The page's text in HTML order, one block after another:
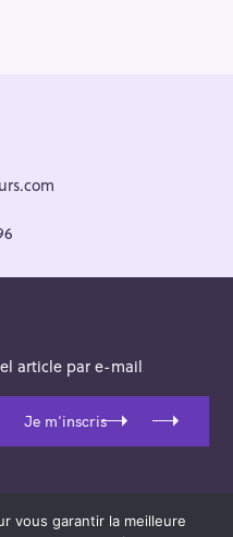
article par e-mail
Je m'inscris
vous garantir la meilleure